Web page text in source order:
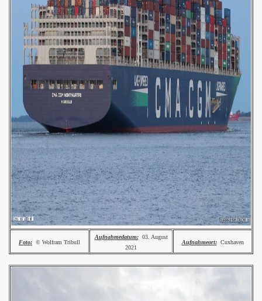
Foto: © Wolfram Tribull
Aufnahmedatum:03. August
2021
Aufnahmeort:Cuxhaven